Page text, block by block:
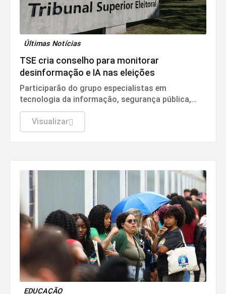
Últimas Notícias
TSE cria conselho para monitorar
desinformação e IA nas eleições
Participarão do grupo especialistas em
tecnologia da informação, segurança pública,
relações internacionais e saúde pública. Os
nomes ainda não foram escolhidos pelo TSE.
Visualizar
EDUCAÇÃO